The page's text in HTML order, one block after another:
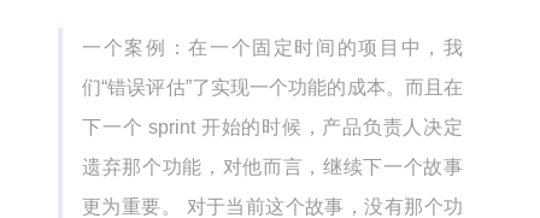
一个案例：在一个固定时间的项目中，我
们“错误评估”了实现一个功能的成本。而且在
下一个 sprint 开始的时候，产品负责人决定
遗弃那个功能，对他而言，继续下一个故事
更为重要。 对于当前这个故事，没有那个功